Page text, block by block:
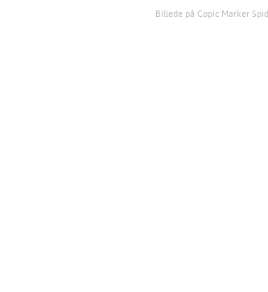
Billede på Copic Marker